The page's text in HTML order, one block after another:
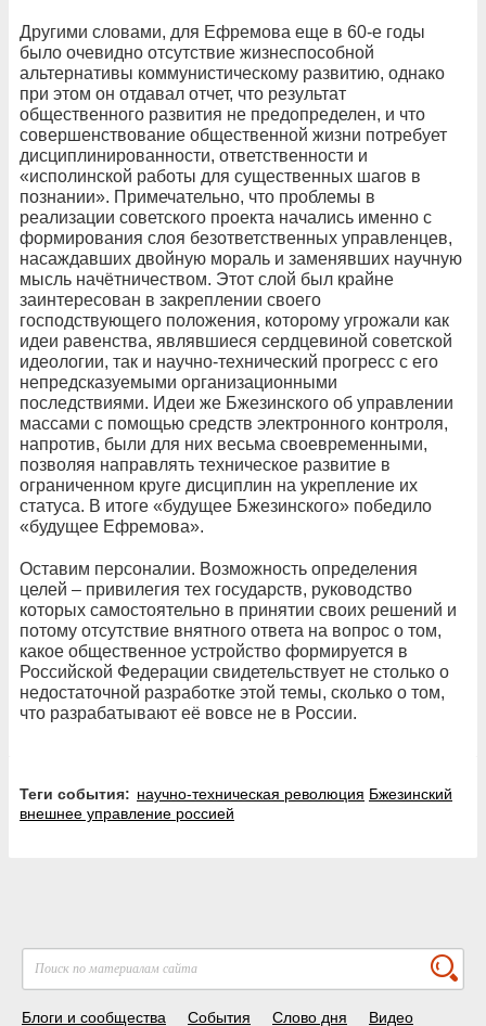
Другими словами, для Ефремова еще в 60-е годы
было очевидно отсутствие жизнеспособной
альтернативы коммунистическому развитию, однако
при этом он отдавал отчет, что результат
общественного развития не предопределен, и что
совершенствование общественной жизни потребует
дисциплинированности, ответственности и
«исполинской работы для существенных шагов в
познании». Примечательно, что проблемы в
реализации советского проекта начались именно с
формирования слоя безответственных управленцев,
насаждавших двойную мораль и заменявших научную
мысль начётничеством. Этот слой был крайне
заинтересован в закреплении своего
господствующего положения, которому угрожали как
идеи равенства, являвшиеся сердцевиной советской
идеологии, так и научно-технический прогресс с его
непредсказуемыми организационными
последствиями. Идеи же Бжезинского об управлении
массами с помощью средств электронного контроля,
напротив, были для них весьма своевременными,
позволяя направлять техническое развитие в
ограниченном круге дисциплин на укрепление их
статуса. В итоге «будущее Бжезинского» победило
«будущее Ефремова».
Оставим персоналии. Возможность определения
целей – привилегия тех государств, руководство
которых самостоятельно в принятии своих решений и
потому отсутствие внятного ответа на вопрос о том,
какое общественное устройство формируется в
Российской Федерации свидетельствует не столько о
недостаточной разработке этой темы, сколько о том,
что разрабатывают её вовсе не в России.
Теги события: научно-техническая революция Бжезинский
внешнее управление россией
Блоги и сообщества События Слово дня Видео